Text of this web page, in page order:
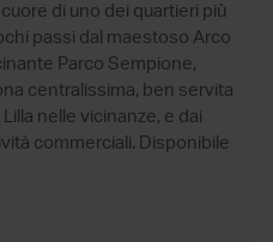
di uno dei quartieri più
passi dal maestoso Arco
Parco Sempione,
centralissima, ben servita
nelle vicinanze, e dai
commerciali. Disponibile